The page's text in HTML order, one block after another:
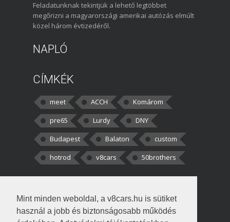
Mint minden weboldal, a v8cars.hu is sütiket
használ a jobb és biztonságosabb működés
Feladatunknak tekintjük a lehető legtöbbet
megőrizni a magyarországi amerikai autózás elmúlt
közel három évtizedéről.
NAPLÓ
CÍMKÉK
meet ACCH
Komárom
pre65
Lurdy
DNY
Budapest
Balaton
custom
hotrod
v8cars 50brothers
kortisz:Elszúrtam! Én csak két
darabbaal számoltam. Nem tudtam, hogy fél autót,